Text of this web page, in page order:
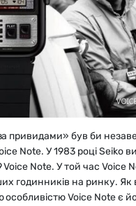
привидами» був би
Note. У 1983 році Seiko
Note. У той час Voice
годинників на ринку.
особливістю Voice Note є